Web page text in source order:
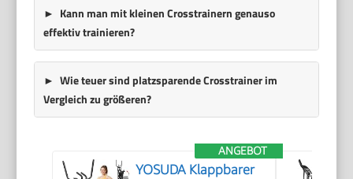
Kann man mit kleinen Crosstrainern genauso
effektiv trainieren?
Wie teuer sind platzsparende Crosstrainer im
Vergleich zu größeren?
ANGEBOT
YOSUDA ​​Klappbarer